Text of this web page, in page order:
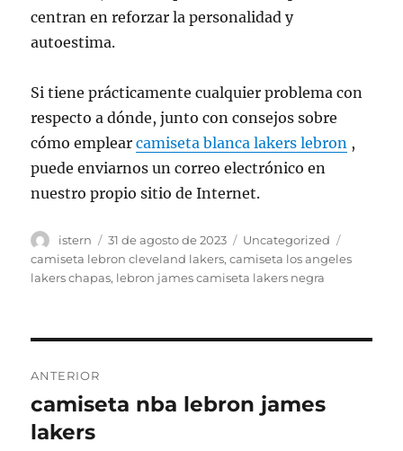
centran en reforzar la personalidad y
autoestima.
Si tiene prácticamente cualquier problema con
respecto a dónde, junto con consejos sobre
cómo emplearcamiseta blanca lakers lebron ,
puede enviarnos un correo electrónico en
nuestro propio sitio de Internet.
Autor
istern
Publicado
el
31 de agosto de 2023 Categorías
Uncategorized
camiseta lebron cleveland lakers,camiseta los angeles
lakers chapas, lebron james camiseta lakers negra
de
entradas
ANTERIOR
Entrada
anterior:
camiseta nba lebron james
lakers